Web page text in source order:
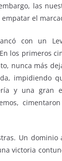
las
el
con un
los primeros
nunca más
impidiendo
y una gran
Un dominio
victoria